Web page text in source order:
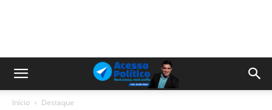
Início Destaque